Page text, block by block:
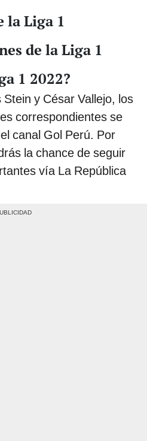
la Liga 1
de la Liga 1
1 2022?
y César Vallejo, los
correspondientes se
canal Gol Perú. Por
la chance de seguir
vía La República